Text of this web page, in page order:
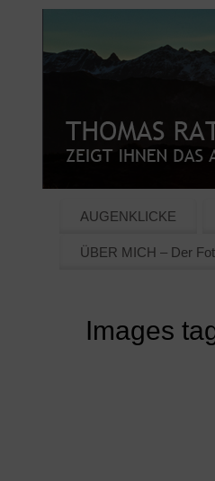
AUGENKLICKE
ÜBER MICH – Der
Images